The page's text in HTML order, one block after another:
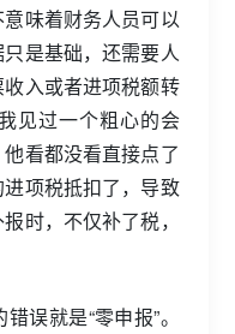
味着财务人员可以
是基础，还需要人
入或者进项税额转
见过一个粗心的会
看都没看直接点了
项税抵扣了，导致
时，不仅补了税，
误就是“零申报”。